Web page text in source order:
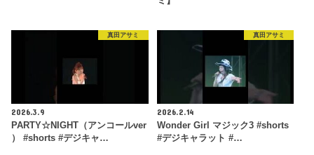
真田アサミ
2026.3.9
PARTY☆NIGHT（アンコールver
） #shorts #デジキャ…
真田アサミ
2026.2.14
Wonder Girl マジック3 #shorts
#デジキャラット #…